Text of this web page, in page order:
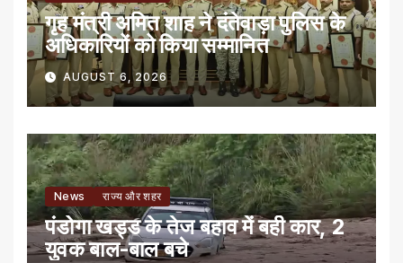
गृह मंत्री अमित शाह ने दंतेवाड़ा पुलिस के
अधिकारियों को किया सम्मानित
AUGUST 6, 2026
News राज्य और शहर
पंडोगा खड्ड के तेज बहाव में बही कार, 2
युवक बाल-बाल बचे